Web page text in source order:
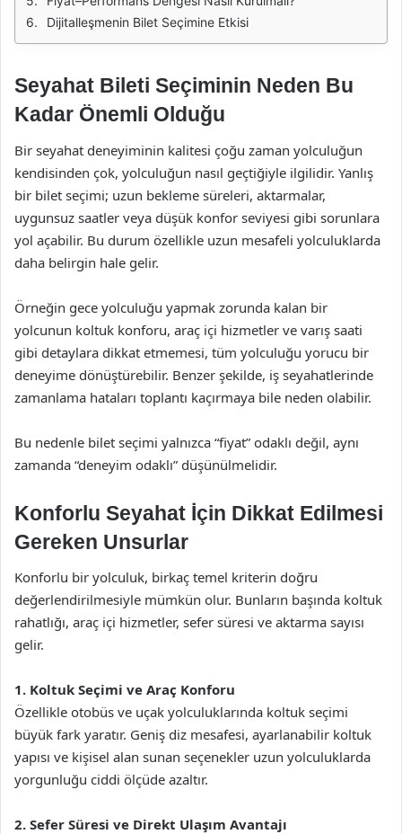
Dijitalleşmenin Bilet Seçimine Etkisi
Seyahat Bileti Seçiminin Neden Bu
Kadar Önemli Olduğu
Bir seyahat deneyiminin kalitesi çoğu zaman yolculuğun
kendisinden çok, yolculuğun nasıl geçtiğiyle ilgilidir. Yanlış
bir bilet seçimi; uzun bekleme süreleri, aktarmalar,
uygunsuz saatler veya düşük konfor seviyesi gibi sorunlara
yol açabilir. Bu durum özellikle uzun mesafeli yolculuklarda
daha belirgin hale gelir.
Örneğin gece yolculuğu yapmak zorunda kalan bir
yolcunun koltuk konforu, araç içi hizmetler ve varış saati
gibi detaylara dikkat etmemesi, tüm yolculuğu yorucu bir
deneyime dönüştürebilir. Benzer şekilde, iş seyahatlerinde
zamanlama hataları toplantı kaçırmaya bile neden olabilir.
Bu nedenle bilet seçimi yalnızca “fiyat” odaklı değil, aynı
zamanda “deneyim odaklı” düşünülmelidir.
Konforlu Seyahat İçin Dikkat Edilmesi
Gereken Unsurlar
Konforlu bir yolculuk, birkaç temel kriterin doğru
değerlendirilmesiyle mümkün olur. Bunların başında koltuk
rahatlığı, araç içi hizmetler, sefer süresi ve aktarma sayısı
gelir.
1. Koltuk Seçimi ve Araç Konforu
Özellikle otobüs ve uçak yolculuklarında koltuk seçimi
büyük fark yaratır. Geniş diz mesafesi, ayarlanabilir koltuk
yapısı ve kişisel alan sunan seçenekler uzun yolculuklarda
yorgunluğu ciddi ölçüde azaltır.
2. Sefer Süresi ve Direkt Ulaşım Avantajı